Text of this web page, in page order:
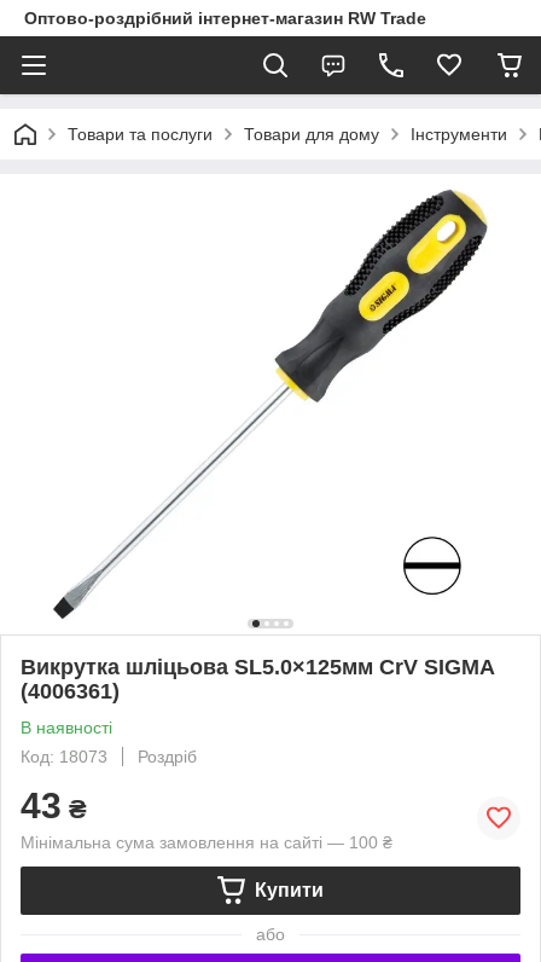
Оптово-роздрібний інтернет-магазин RW Trade
Товари та послуги Товари для дому Інструменти
Викрутка шліцьова SL5.0×125мм CrV SIGMA
(4006361)
В наявності
Код: 18073
Роздріб
43 ₴
Мінімальна сума замовлення на сайті — 100 ₴
Купити
або